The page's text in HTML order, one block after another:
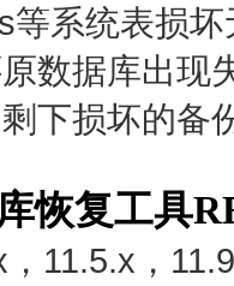
等系统表损
数据库出现
下损坏的备
恢复工具
11.5.x，